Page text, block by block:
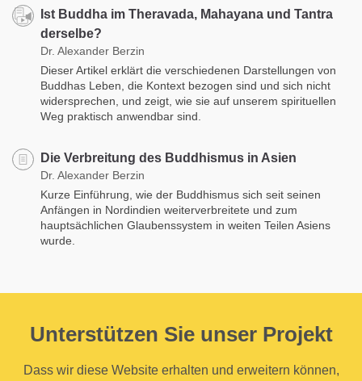
Ist Buddha im Theravada, Mahayana und Tantra
derselbe?
Dr. Alexander Berzin
Dieser Artikel erklärt die verschiedenen Darstellungen von
Buddhas Leben, die Kontext bezogen sind und sich nicht
widersprechen, und zeigt, wie sie auf unserem spirituellen
Weg praktisch anwendbar sind.
Die Verbreitung des Buddhismus in Asien
Dr. Alexander Berzin
Kurze Einführung, wie der Buddhismus sich seit seinen
Anfängen in Nordindien weiterverbreitete und zum
hauptsächlichen Glaubenssystem in weiten Teilen Asiens
wurde.
Unterstützen Sie unser Projekt
Dass wir diese Website erhalten und erweitern können,